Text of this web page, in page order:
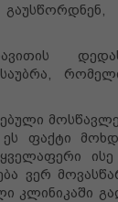
ფაქტი
ვერ
კლინიკაში